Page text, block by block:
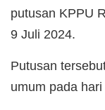
putusan KPPU
9 Juli 2024.
Putusan
umum pada